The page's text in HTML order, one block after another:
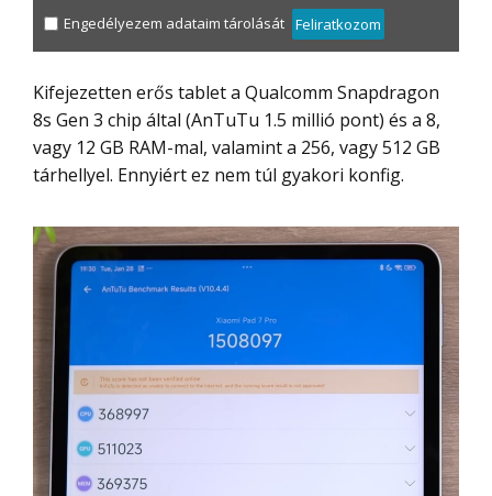
Engedélyezem adataim tárolását Feliratkozom
Kifejezetten erős tablet a Qualcomm Snapdragon
8s Gen 3 chip által (AnTuTu 1.5 millió pont) és a 8,
vagy 12 GB RAM-mal, valamint a 256, vagy 512 GB
tárhellyel. Ennyiért ez nem túl gyakori konfig.